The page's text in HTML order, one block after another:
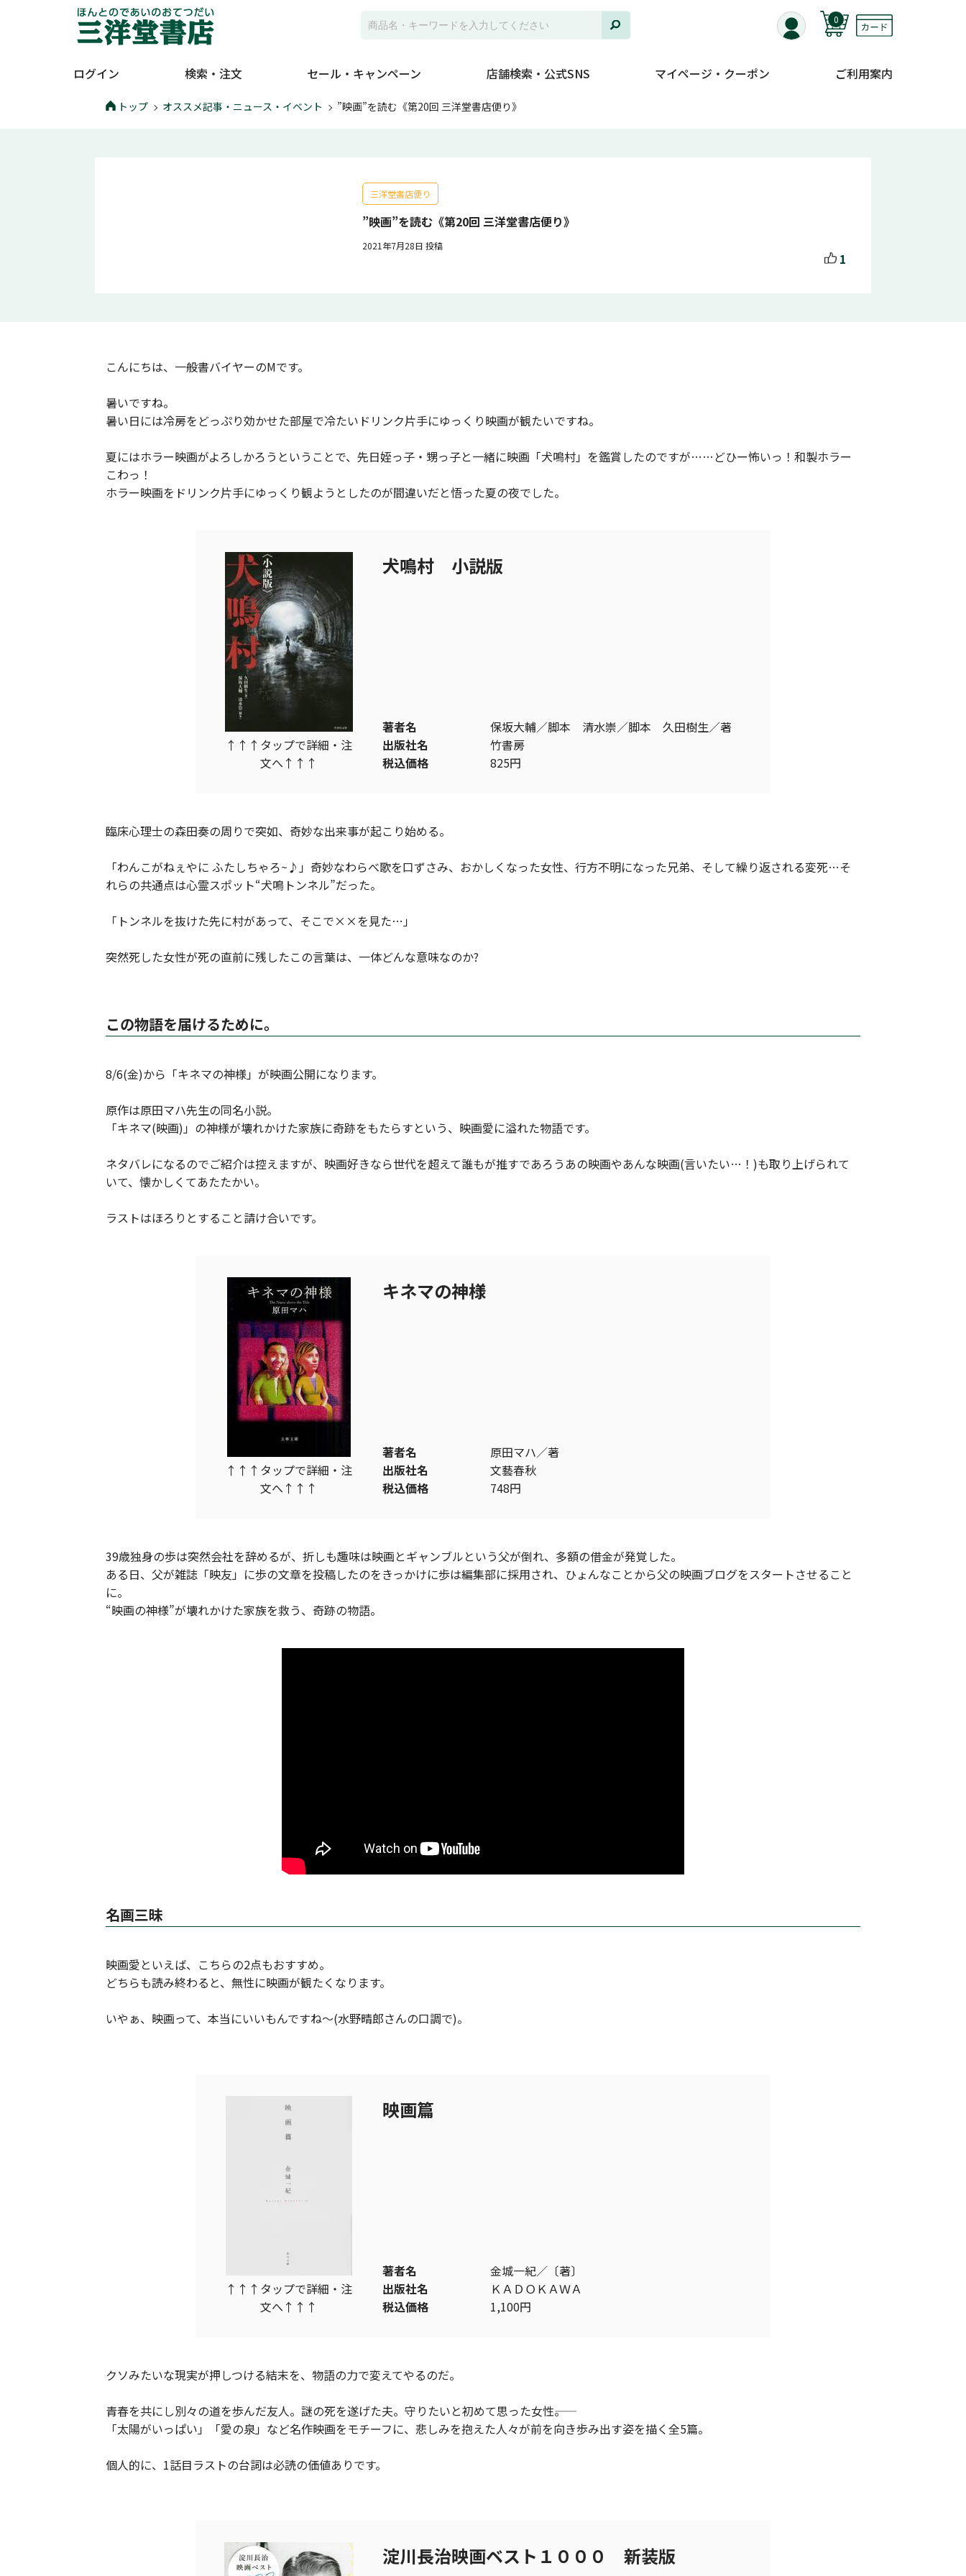
0
ログイン 検索・注文 セール・キャンペーン 店舗検索・公式SNS マイページ・クーポン ご利用案内
トップ オススメ記事・ニュース・イベント ”映画”を読む《第20回 三洋堂書店便り》
三洋堂書店便り
”映画”を読む《第20回 三洋堂書店便り》
2021年7月28日 投稿
1
こんにちは、一般書バイヤーのMです。
暑いですね。
暑い日には冷房をどっぷり効かせた部屋で冷たいドリンク片手にゆっくり映画が観たいですね。
夏にはホラー映画がよろしかろうということで、先日姪っ子・甥っ子と一緒に映画「犬鳴村」を鑑賞したのですが……どひー怖いっ！和製ホラー
こわっ！
ホラー映画をドリンク片手にゆっくり観ようとしたのが間違いだと悟った夏の夜でした。
↑↑↑タップで詳細・注
文へ↑↑↑
犬鳴村 小説版
著者名
保坂大輔／脚本 清水崇／脚本 久田樹生／著
出版社名
竹書房
税込価格
825円
臨床心理士の森田奏の周りで突如、奇妙な出来事が起こり始める。
「わんこがねぇやに ふたしちゃろ~♪」奇妙なわらべ歌を口ずさみ、おかしくなった女性、行方不明になった兄弟、そして繰り返される変死…そ
れらの共通点は心霊スポット“犬鳴トンネル”だった。
「トンネルを抜けた先に村があって、そこで××を見た…」
突然死した女性が死の直前に残したこの言葉は、一体どんな意味なのか?
この物語を届けるために。
8/6(金)から「キネマの神様」が映画公開になります。
原作は原田マハ先生の同名小説。
「キネマ(映画)」の神様が壊れかけた家族に奇跡をもたらすという、映画愛に溢れた物語です。
ネタバレになるのでご紹介は控えますが、映画好きなら世代を超えて誰もが推すであろうあの映画やあんな映画(言いたい…！)も取り上げられて
いて、懐かしくてあたたかい。
ラストはほろりとすること請け合いです。
↑↑↑タップで詳細・注
文へ↑↑↑
キネマの神様
著者名
原田マハ／著
出版社名
文藝春秋
税込価格
748円
39歳独身の歩は突然会社を辞めるが、折しも趣味は映画とギャンブルという父が倒れ、多額の借金が発覚した。
ある日、父が雑誌「映友」に歩の文章を投稿したのをきっかけに歩は編集部に採用され、ひょんなことから父の映画ブログをスタートさせること
に。
“映画の神様”が壊れかけた家族を救う、奇跡の物語。
名画三昧
映画愛といえば、こちらの2点もおすすめ。
どちらも読み終わると、無性に映画が観たくなります。
いやぁ、映画って、本当にいいもんですね～(水野晴郎さんの口調で)。
↑↑↑タップで詳細・注
文へ↑↑↑
映画篇
著者名
金城一紀／〔著〕
出版社名
ＫＡＤＯＫＡＷＡ
税込価格
1,100円
クソみたいな現実が押しつける結末を、物語の力で変えてやるのだ。
青春を共にし別々の道を歩んだ友人。謎の死を遂げた夫。守りたいと初めて思った女性――。
「太陽がいっぱい」「愛の泉」など名作映画をモチーフに、悲しみを抱えた人々が前を向き歩み出す姿を描く全5篇。
個人的に、1話目ラストの台詞は必読の価値ありです。
淀川長治映画ベスト１０００ 新装版